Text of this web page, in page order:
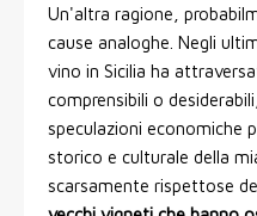
Un'altra ragione,
cause analoghe. Negli
vino in Sicilia ha
comprensibili o
speculazioni economiche
storico e culturale della
scarsamente rispettose